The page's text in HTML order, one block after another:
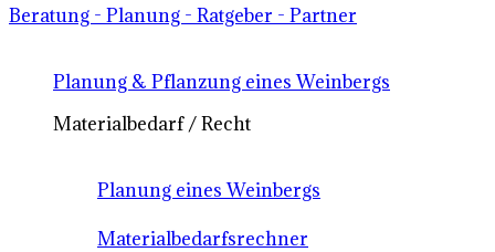
Beratung - Planung - Ratgeber - Partner
Planung & Pflanzung eines Weinbergs
Materialbedarf / Recht
Planung eines Weinbergs
Materialbedarfsrechner